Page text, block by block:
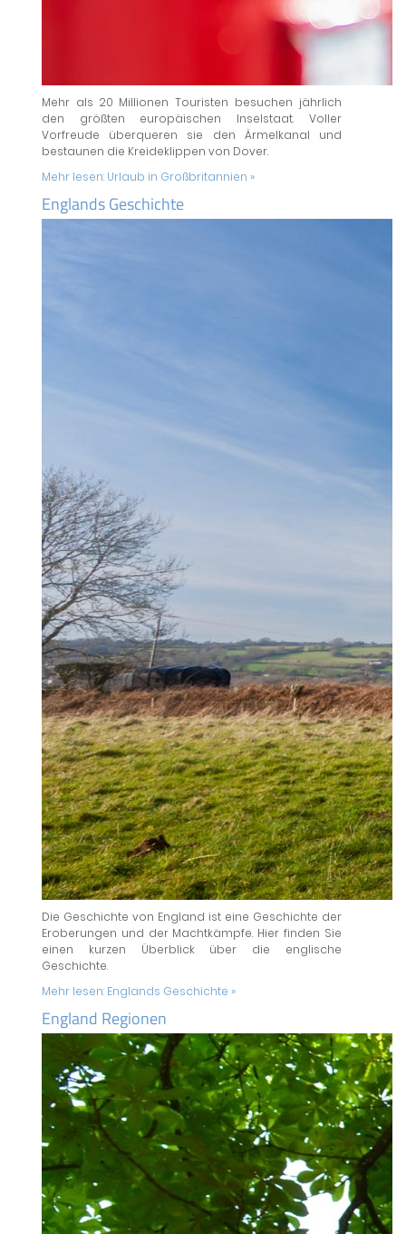
Mehr als 20 Millionen Touristen besuchen jährlich
den größten europäischen Inselstaat. Voller
Vorfreude überqueren sie den Ärmelkanal und
bestaunen die Kreideklippen von Dover.
Mehr lesen: Urlaub in Großbritannien »
Englands Geschichte
Die Geschichte von England ist eine Geschichte der
Eroberungen und der Machtkämpfe. Hier finden Sie
einen kurzen Überblick über die englische
Geschichte.
Mehr lesen: Englands Geschichte »
England Regionen